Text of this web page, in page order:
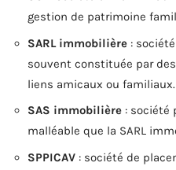
gestion de patrimoine
SARL immobilière :
souvent constituée par
liens amicaux ou familiaux.
SAS immobilière : société
malléable que la SARL
SPPICAV : société de